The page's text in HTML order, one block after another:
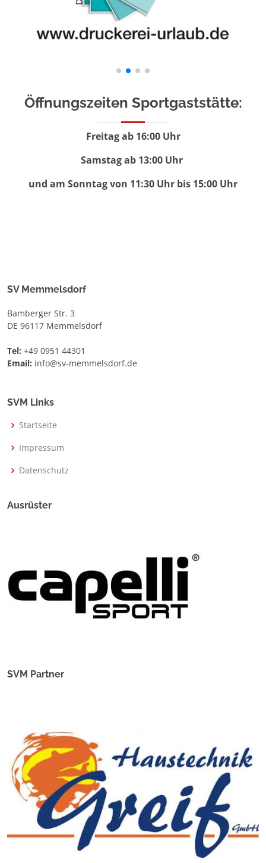
Öffnungszeiten Sportgaststätte:
Freitag ab 16:00 Uhr
Samstag ab 13:00 Uhr
und am Sonntag von 11:30 Uhr bis 15:00 Uhr
SV Memmelsdorf
Bamberger Str. 3
DE 96117 Memmelsdorf
Tel: +49 0951 44301
Email: info@sv-memmelsdorf.de
SVM Links
Startseite
Impressum
Datenschutz
Ausrüster
SVM Partner